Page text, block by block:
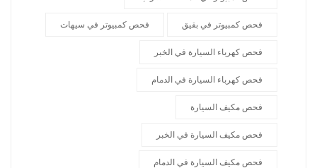
فحص كمبيوتر في بقيق فحص كمبيوتر في سيهات
فحص كهرباء السيارة في الخبر
فحص كهرباء السيارة في الدمام
فحص مكيف السيارة
فحص مكيف السيارة في الخبر
فحص مكيف السيارة في الدمام